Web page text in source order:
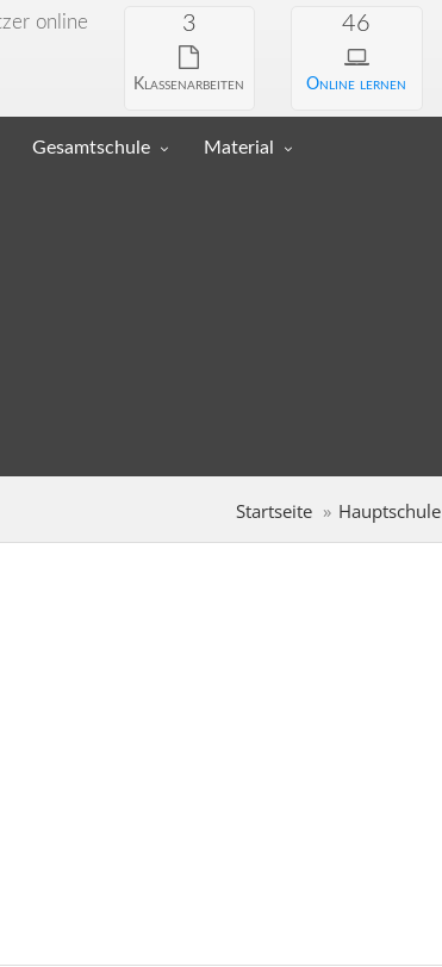
online 3
Klassenarbeiten
46
Online lernen
Gesamtschule Material
Startseite Hauptschule